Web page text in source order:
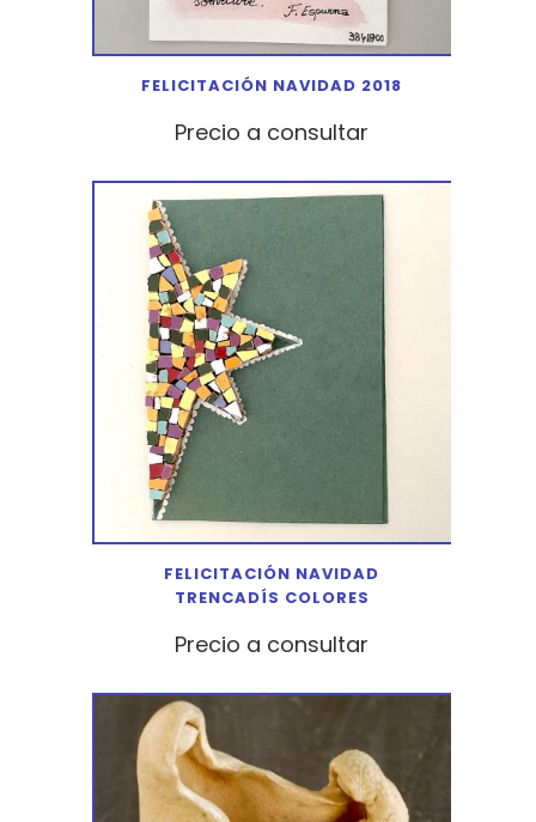
FELICITACIÓN NAVIDAD 2018
Precio a consultar
FELICITACIÓN NAVIDAD
TRENCADÍS COLORES
Precio a consultar